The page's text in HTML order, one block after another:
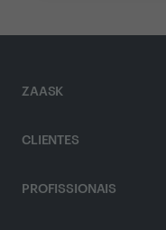
ZAASK
CLIENTES
PROFISSIONAIS